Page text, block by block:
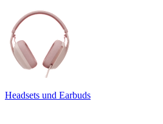
Headsets und Earbuds